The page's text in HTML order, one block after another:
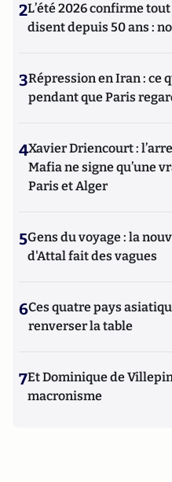
2L’été 2026 confirme
disent depuis 50 ans :
3Répression en Iran : ce
pendant que Paris
4Xavier Driencourt :
Mafia ne signe qu’une
Paris et Alger
5Gens du voyage : la
d'Attal fait des vagues
6Ces quatre pays
renverser la table
7Et Dominique de
macronisme